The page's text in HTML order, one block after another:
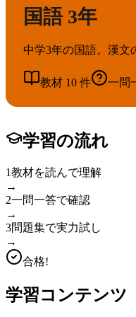
国語 3年
中学3年の国語。漢文
教材 10 件 一問
学習の流れ
1教材を読んで理解
→
2一問一答で確認
→
3問題集で実力試し
→
合格!
学習コンテンツ